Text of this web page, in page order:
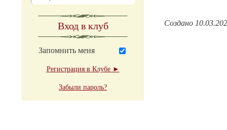
Вход в клуб
Запомнить меня
Регистрация в Клубе ►
Забыли пароль?
Создано